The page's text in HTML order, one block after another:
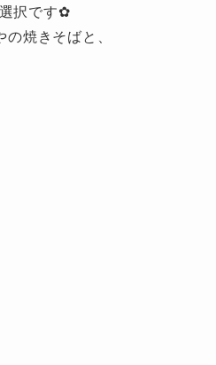
択です✿
焼きそばと、